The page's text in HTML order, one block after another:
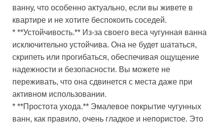
ванну, что особенно актуально, если вы живете в
квартире и не хотите беспокоить соседей.
* **Устойчивость.** Из-за своего веса чугунная ванна
исключительно устойчива. Она не будет шататься,
скрипеть или прогибаться, обеспечивая ощущение
надежности и безопасности. Вы можете не
переживать, что она сдвинется с места даже при
активном использовании.
* **Простота ухода.** Эмалевое покрытие чугунных
ванн, как правило, очень гладкое и непористое. Это